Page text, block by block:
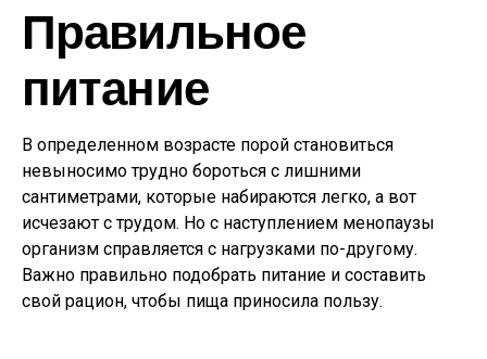
Правильное
питание
В определенном возрасте порой становиться
невыносимо трудно бороться с лишними
сантиметрами, которые набираются легко, а вот
исчезают с трудом. Но с наступлением менопаузы
организм справляется с нагрузками по-другому.
Важно правильно подобрать питание и составить
свой рацион, чтобы пища приносила пользу.